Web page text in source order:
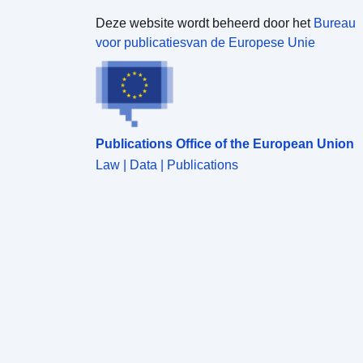
Deze website wordt beheerd door het Bureau
voor publicatiesvan de Europese Unie
Publications Office of the European Union
Law | Data | Publications